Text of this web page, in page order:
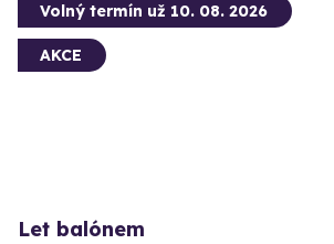
Volný termín už 10. 08. 2026
AKCE
Let balónem